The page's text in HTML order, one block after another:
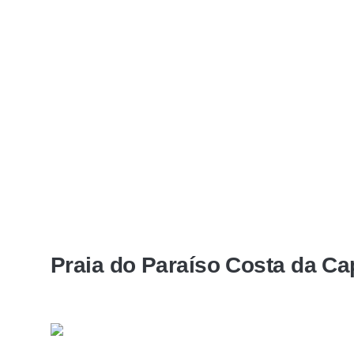
Praia do Paraíso Costa da